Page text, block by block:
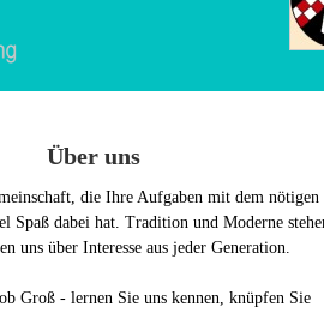
Über uns
die Ihre Aufgaben mit dem nötigen
Spaß dabei hat. Tradition und Moderne
uns über Interesse aus jeder Generation.
Groß - lernen Sie uns kennen, knüpfen Sie